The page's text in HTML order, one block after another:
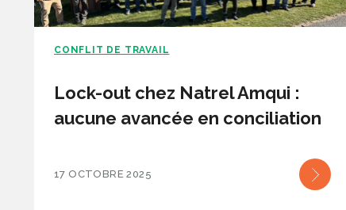
CONFLIT DE TRAVAIL
Lock-out chez Natrel Amqui :
aucune avancée en conciliation
17 OCTOBRE 2025